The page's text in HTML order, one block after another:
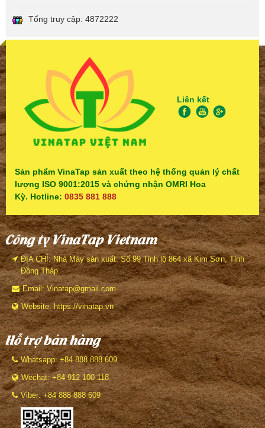
Tổng truy cập: 4872222
Liên kết
Sản phẩm VinaTap sản xuất theo hệ thống quản lý chất
lượng ISO 9001:2015 và chứng nhận OMRI Hoa
Kỳ. Hotline: 0835 881 888
Công ty VinaTap Vietnam
ĐỊA CHỈ: Nhà Máy sản xuất: Số 99 Tỉnh lộ 864 xã Kim Sơn, Tỉnh
Đồng Tháp
Email: Vinatap@gmail.com
Website: https://vinatap.vn
Hỗ trợ bán hàng
Whatsapp: +84 888 888 609
Wechat: +84 912 100 118
Viber: +84 888 888 609